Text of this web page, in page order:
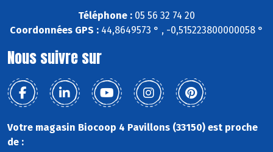
Téléphone : 05 56 32 74 20
Coordonnées GPS : 44,8649573 ° , -0,515223800000058 °
Nous suivre sur
Votre magasin Biocoop 4 Pavillons (33150) est proche
de :